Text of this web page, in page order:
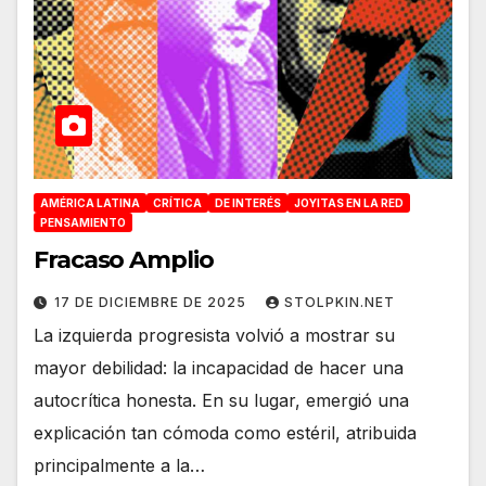
AMÉRICA LATINA CRÍTICA DE INTERÉS
JOYITAS EN LA RED
PENSAMIENTO
Fracaso Amplio
17 DE DICIEMBRE DE 2025 STOLPKIN.NET
La izquierda progresista volvió a mostrar su
mayor debilidad: la incapacidad de hacer una
autocrítica honesta. En su lugar, emergió una
explicación tan cómoda como estéril, atribuida
principalmente a la…